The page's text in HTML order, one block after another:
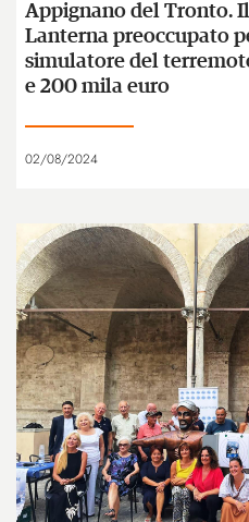
Appignano del Tronto.
Lanterna preoccupato
simulatore del
e 200 mila euro
02/08/2024